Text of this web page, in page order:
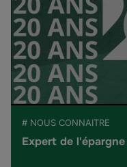
# NOUS CONNAITRE
Expert de